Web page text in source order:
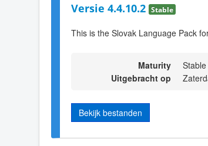
Versie 4.4.10.2 Stable
This is the Slovak Language Pack
Maturity
Stable
Uitgebracht op
Bekijk bestanden